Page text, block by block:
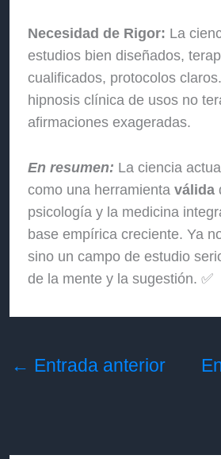
Necesidad de Rigor: La
estudios bien diseñados,
cualificados, protocolos
hipnosis clínica de usos no
afirmaciones exageradas.
En resumen: La ciencia
como una herramientaválida
psicología y la medicina
base empírica creciente. Ya
sino un campo de estudio
de la mente y la sugestión. ✅
← Entrada anterior